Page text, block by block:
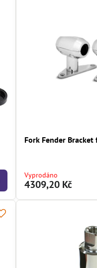
Fork Fender
Vyprodáno
4309,20 Kč